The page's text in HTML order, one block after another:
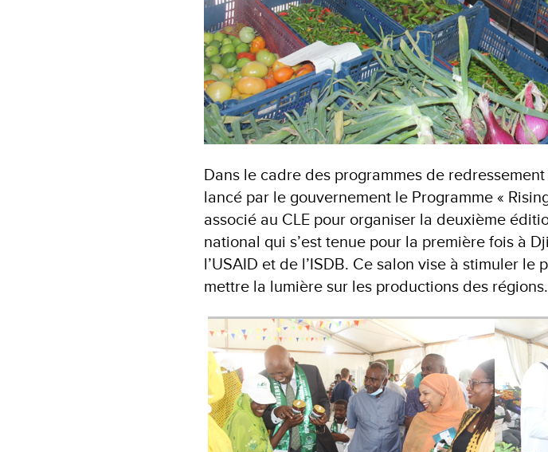
Dans le cadre des programmes de
lancé par le gouvernement le Programme «
associé au CLE pour organiser la deuxième
national qui s’est tenue pour la première fois à
l’USAID et de l’ISDB. Ce salon vise à stimuler
mettre la lumière sur les productions des régions.